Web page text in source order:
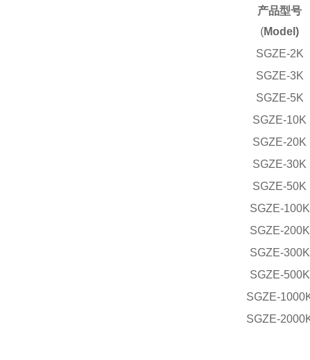
产品型号
(Model)
SGZE-2K
SGZE-3K
SGZE-5K
SGZE-10K
SGZE-20K
SGZE-30K
SGZE-50K
SGZE-100K
SGZE-200K
SGZE-300K
SGZE-500K
SGZE-
SGZE-